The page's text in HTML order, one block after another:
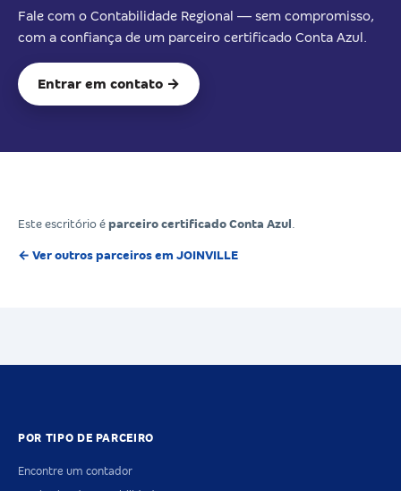
Fale com o Contabilidade Regional — sem compromisso,
com a confiança de um parceiro certificado Conta Azul.
Entrar em contato →
Este escritório é parceiro certificado Conta Azul
← Ver outros parceiros em JOINVILLE
POR TIPO DE PARCEIRO
Encontre um contador